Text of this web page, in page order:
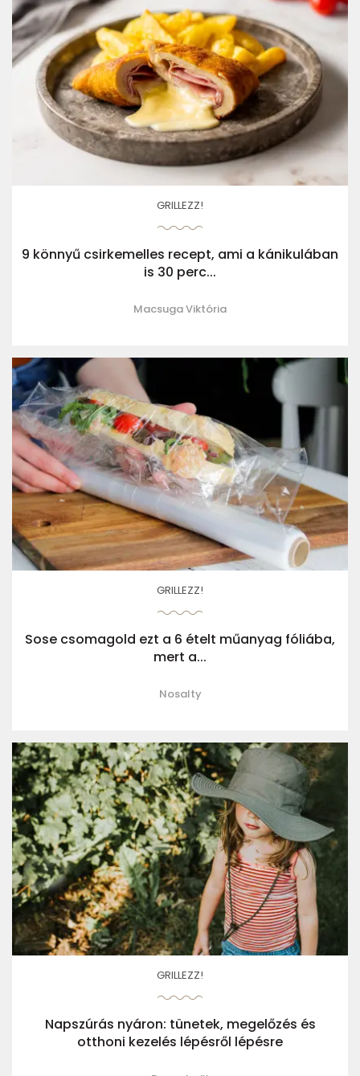
GRILLEZZ!
9 könnyű csirkemelles recept, ami a kánikulában
is 30 perc...
Macsuga Viktória
GRILLEZZ!
Sose csomagold ezt a 6 ételt műanyag fóliába,
mert a...
Nosalty
GRILLEZZ!
Napszúrás nyáron: tünetek, megelőzés és
otthoni kezelés lépésről lépésre